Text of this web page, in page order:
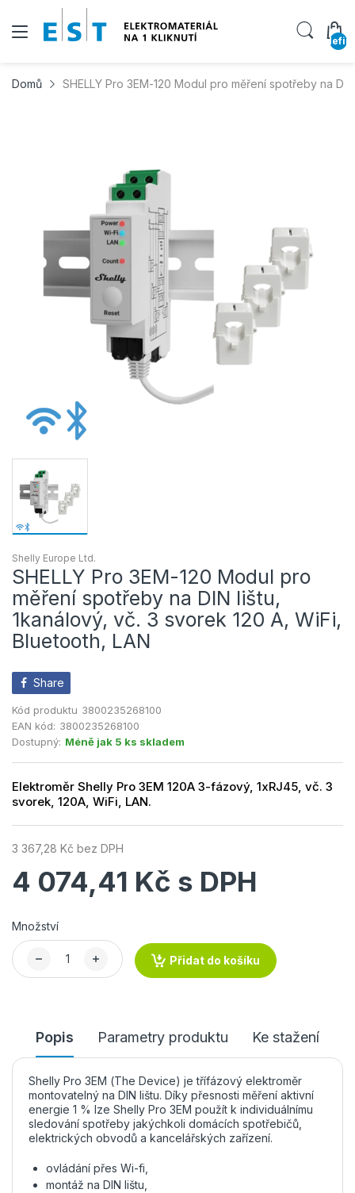
Domů SHELLY Pro 3EM-120 Modul pro měření spotřeby na
Shelly Europe Ltd.
SHELLY Pro 3EM-120 Modul pro
měření spotřeby na DIN lištu,
1kanálový, vč. 3 svorek 120 A, WiFi,
Bluetooth, LAN
Share
Kód produktu 3800235268100
EAN kód: 3800235268100
Dostupný: Méně jak 5 ks skladem
Elektroměr Shelly Pro 3EM 120A 3-fázový, 1xRJ45, vč. 3
svorek, 120A, WiFi, LAN.
3 367,28 Kč bez DPH
4 074,41 Kč s DPH
Množství
Přidat do košíku
Popis Parametry produktu Ke stažení
Shelly Pro 3EM (The Device) je třífázový elektroměr
montovatelný na DIN lištu. Díky přesnosti měření aktivní
energie 1 % lze Shelly Pro 3EM použít k individuálnímu
sledování spotřeby jakýchkoli domácích spotřebičů,
elektrických obvodů a kancelářských zařízení.
ovládání přes Wi-fi,
montáž na DIN lištu,